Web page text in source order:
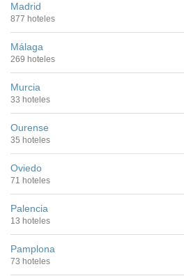
Madrid
877 hoteles
Málaga
269 hoteles
Murcia
33 hoteles
Ourense
35 hoteles
Oviedo
71 hoteles
Palencia
13 hoteles
Pamplona
73 hoteles